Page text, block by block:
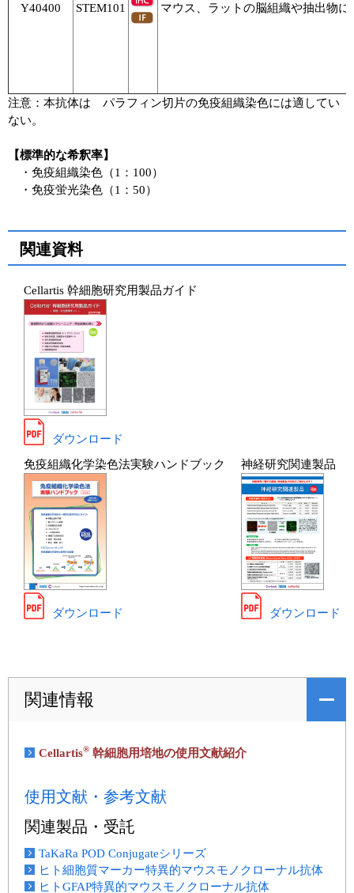
Y40400 STEM101 マウス、ラットの脳組織や抽出物
注意：本抗体は パラフィン切片の免疫組織染色には適してい
ない。
【標準的な希釈率】
・免疫組織染色（1：100）
・免疫蛍光染色（1：50）
関連資料
Cellartis 幹細胞研究用製品ガイド
ダウンロード
免疫組織化学染色法実験ハンドブック
ダウンロード
神経研究関連製品
ダウンロード
関連情報
Cellartis® 幹細胞用培地の使用文献紹介
使用文献・参考文献
関連製品・受託
TaKaRa POD Conjugateシリーズ
ヒト細胞質マーカー特異的マウスモノクローナル抗体
ヒトGFAP特異的マウスモノクローナル抗体